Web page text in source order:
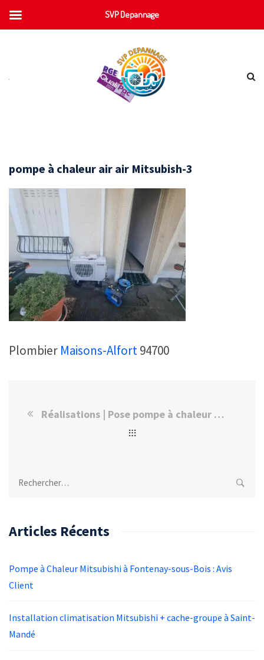
pompe à chaleur air air Mitsubish-3
Plombier Maisons-Alfort94700
Réalisations | Pose pompe à chaleur Mitsubishi à Maisons-Alfort
Rechercher :
Articles Récents
Pompe à Chaleur Mitsubishi à Fontenay-sous-Bois : Avis
Client
Installation climatisation Mitsubishi + cache-groupe à Saint-
Mandé
SVP Depannage